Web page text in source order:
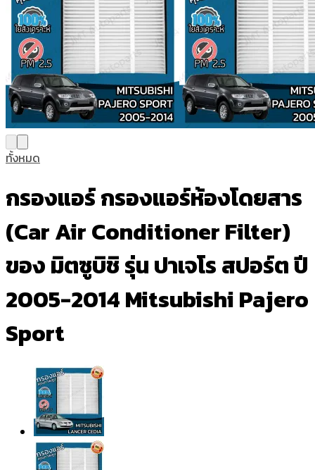
ทั้งหมด
กรองแอร์ กรองแอร์ห้องโดยสาร
(Car Air Conditioner Filter)
ของ มิตซูบิชิ รุ่น ปาเจโร สปอร์ต ปี
2005-2014 Mitsubishi Pajero
Sport